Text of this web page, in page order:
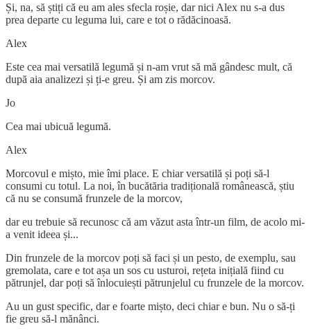
Și, na, să știți că eu am ales sfecla roșie, dar nici Alex nu s-a dus
prea departe cu leguma lui, care e tot o rădăcinoasă.
Alex
Este cea mai versatilă legumă și n-am vrut să mă gândesc mult, că
după aia analizezi și ți-e greu. Și am zis morcov.
Jo
Cea mai ubicuă legumă.
Alex
Morcovul e mișto, mie îmi place. E chiar versatilă și poți să-l
consumi cu totul. La noi, în bucătăria tradițională românească, știu
că nu se consumă frunzele de la morcov,
dar eu trebuie să recunosc că am văzut asta într-un film, de acolo mi-
a venit ideea și...
Din frunzele de la morcov poți să faci și un pesto, de exemplu, sau
gremolata, care e tot așa un sos cu usturoi, rețeta inițială fiind cu
pătrunjel, dar poți să înlocuiești pătrunjelul cu frunzele de la morcov.
Au un gust specific, dar e foarte mișto, deci chiar e bun. Nu o să-ți
fie greu să-l mănânci.